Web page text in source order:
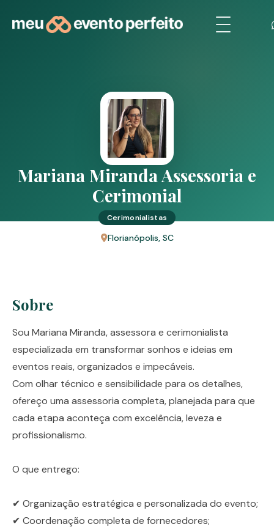
Mariana Miranda Assessoria e
Cerimonial
Cerimonialistas
Florianópolis, SC
Sobre
Sou Mariana Miranda, assessora e cerimonialista
especializada em transformar sonhos e ideias em
eventos reais, organizados e impecáveis.
Com olhar técnico e sensibilidade para os detalhes,
ofereço uma assessoria completa, planejada para que
cada etapa aconteça com excelência, leveza e
profissionalismo.
O que entrego:
✔ Organização estratégica e personalizada do evento;
✔ Coordenação completa de fornecedores;